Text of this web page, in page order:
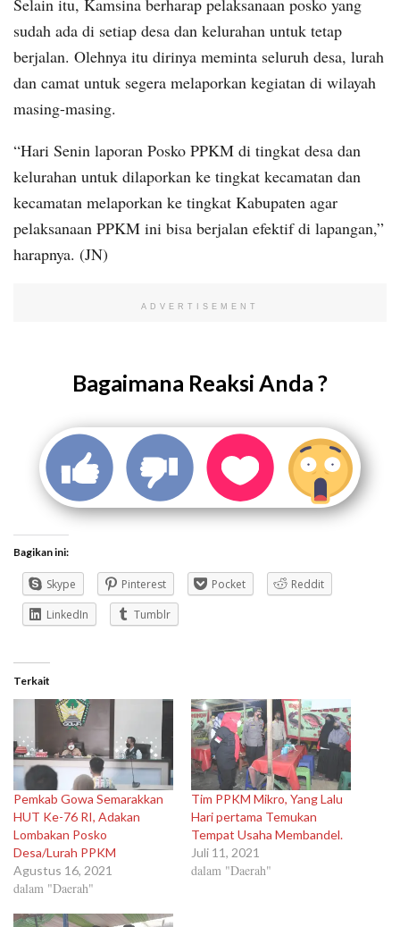
Selain itu, Kamsina berharap pelaksanaan posko yang
sudah ada di setiap desa dan kelurahan untuk tetap
berjalan. Olehnya itu dirinya meminta seluruh desa, lurah
dan camat untuk segera melaporkan kegiatan di wilayah
masing-masing.
“Hari Senin laporan Posko PPKM di tingkat desa dan
kelurahan untuk dilaporkan ke tingkat kecamatan dan
kecamatan melaporkan ke tingkat Kabupaten agar
pelaksanaan PPKM ini bisa berjalan efektif di lapangan,”
harapnya. (JN)
ADVERTISEMENT
Bagaimana Reaksi Anda ?
Bagikan ini:
Skype Pinterest Pocket
Reddit
LinkedIn
Tumblr
Terkait
Pemkab Gowa Semarakkan
HUT Ke-76 RI, Adakan
Lombakan Posko
Desa/Lurah PPKM
Agustus 16, 2021
dalam "Daerah"
Tim PPKM Mikro, Yang Lalu
Hari pertama Temukan
Tempat Usaha Membandel.
Juli 11, 2021
dalam "Daerah"